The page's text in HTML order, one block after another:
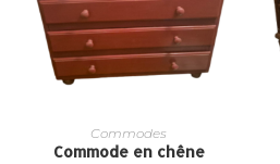
Commodes
Commode en chêne